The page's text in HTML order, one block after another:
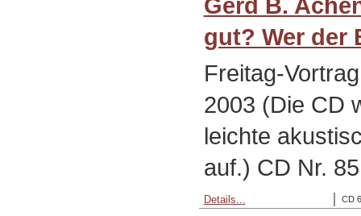
gut? Wer der
Freitag-
2003 (Die CD
leichte
auf.) CD Nr. 85
CD
Details...